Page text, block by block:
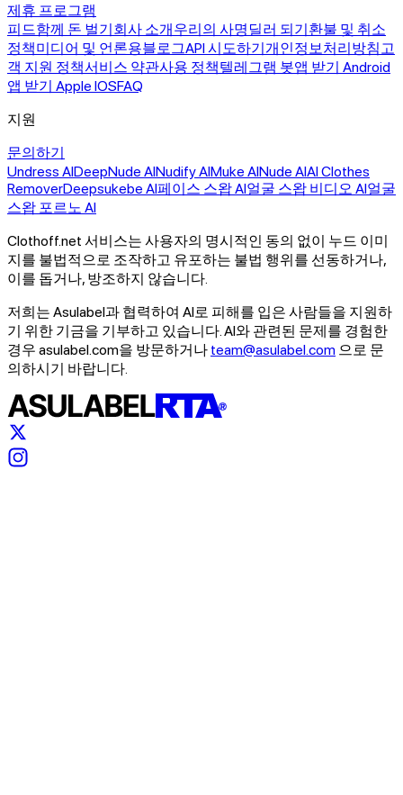
제휴 프로그램
피드함께 돈 벌기회사 소개우리의 사명 딜러 되기환불 및 취소
정책미디어 및 언론용블로그API 시도하기개인정보처리방침 고
객 지원 정책서비스 약관사용 정책텔레그램 봇앱 받기 Android
앱 받기 Apple IOSFAQ
지원
문의하기
Undress AIDeepNude AINudify AIMuke AINude AIAI Clothes
RemoverDeepsukebe AI페이스 스왑 AI얼굴 스왑 비디오 AI얼굴
스왑 포르노 AI
Clothoff.net 서비스는 사용자의 명시적인 동의 없이 누드 이미
지를 불법적으로 조작하고 유포하는 불법 행위를 선동하거나,
이를 돕거나, 방조하지 않습니다.
저희는 Asulabel과 협력하여 AI로 피해를 입은 사람들을 지원하
기 위한 기금을 기부하고 있습니다. AI와 관련된 문제를 경험한
경우 asulabel.com을 방문하거나 team@asulabel.com 으로 문
의하시기 바랍니다.